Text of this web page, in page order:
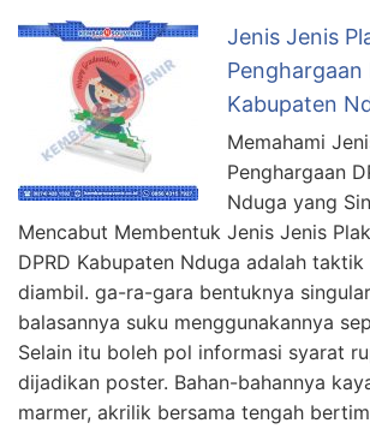
Jenis Jenis
Penghargaan
Kabupaten
Memahami
Penghargaan
Nduga yang
Mencabut Membentuk Jenis Jenis
DPRD Kabupaten Nduga adalah
diambil. ga-ra-gara bentuknya
balasannya suku menggunakannya
Selain itu boleh pol informasi syarat
dijadikan poster. Bahan-bahannya
marmer, akrilik bersama tengah